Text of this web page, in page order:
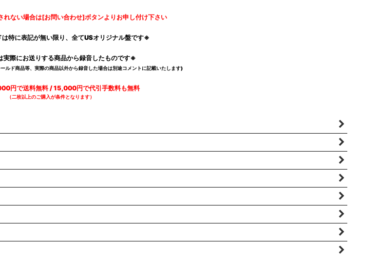
れない場合は[お問い合わせ]ボタンよりお申し付け下さい
特に表記が無い限り、全てUSオリジナル盤です※
実際にお送りする商品から録音したものです※
ルド商品等、実際の商品以外から録音した場合は別途コメントに記載いたします)
円で送料無料 / 15,000円で代引手数料も無料
（二枚以上のご購入が条件となります）